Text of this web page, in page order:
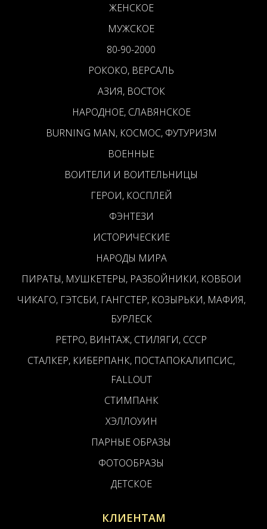
ЖЕНСКОЕ
МУЖСКОЕ
80-90-2000
РОКОКО, ВЕРСАЛЬ
АЗИЯ, ВОСТОК
НАРОДНОЕ, СЛАВЯНСКОЕ
BURNING MAN, КОСМОС, ФУТУРИЗМ
ВОЕННЫЕ
ВОИТЕЛИ И ВОИТЕЛЬНИЦЫ
ГЕРОИ, КОСПЛЕЙ
ФЭНТЕЗИ
ИСТОРИЧЕСКИЕ
НАРОДЫ МИРА
ПИРАТЫ, МУШКЕТЕРЫ, РАЗБОЙНИКИ, КОВБОИ
ЧИКАГО, ГЭТСБИ, ГАНГСТЕР, КОЗЫРЬКИ, МАФИЯ,
БУРЛЕСК
РЕТРО, ВИНТАЖ, СТИЛЯГИ, СССР
СТАЛКЕР, КИБЕРПАНК, ПОСТАПОКАЛИПСИС,
FALLOUT
СТИМПАНК
ХЭЛЛОУИН
ПАРНЫЕ ОБРАЗЫ
ФОТООБРАЗЫ
ДЕТСКОЕ
КЛИЕНТАМ